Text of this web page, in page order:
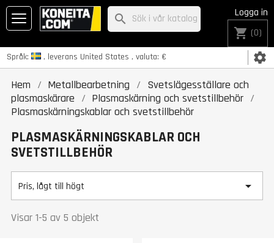
Språk: , leverans United States , valuta: € settings
Logga in
shopping_cart (0)
search
Hem Metallbearbetning
Svetslägesställare och
plasmaskärare
Plasmaskärning och svetstillbehör
Plasmaskärningskablar och svetstillbehör
PLASMASKÄRNINGSKABLAR OCH
SVETSTILLBEHÖR
Pris, lågt till högt 
Visar 1-5 av 5 objekt